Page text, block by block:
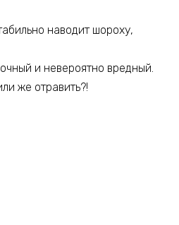
наводит шороху,
и невероятно вредный.
же отравить?!